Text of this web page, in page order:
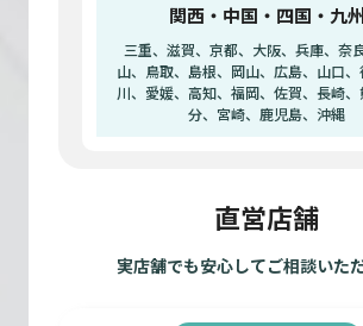
関西・中国・四国・九州
三重、滋賀、京都、大阪、兵庫、奈
山、鳥取、島根、岡山、広島、山口
川、愛媛、高知、福岡、佐賀、長崎
分、宮崎、鹿児島、沖縄
直営店舗
実店舗でも安心してご相談いた